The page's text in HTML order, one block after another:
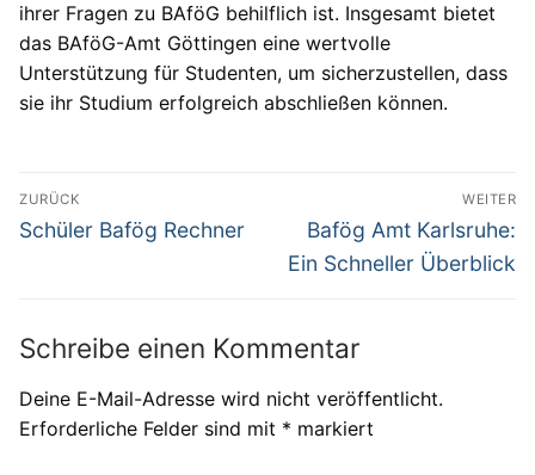
ihrer Fragen zu BAföG behilflich ist. Insgesamt bietet
das BAföG-Amt Göttingen eine wertvolle
Unterstützung für Studenten, um sicherzustellen, dass
sie ihr Studium erfolgreich abschließen können.
Beitragsnavigation
ZURÜCK
Vorheriger
Schüler Bafög Rechner
WEITER
Nächster
Beitrag:
Bafög Amt Karlsruhe:
Ein Schneller Überblick
Schreibe einen Kommentar
Deine E-Mail-Adresse wird nicht veröffentlicht.
Erforderliche Felder sind mit * markiert